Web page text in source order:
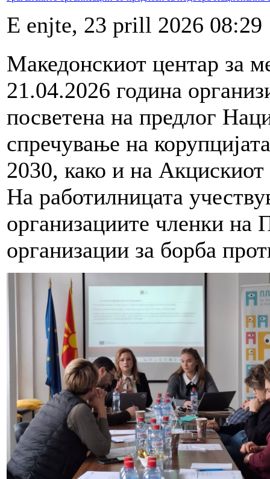
E enjte, 23 prill 2026 08:29
Македонскиот центар за
21.04.2026 година
посветена на предлог
спречување на
2030, како и на
На работилницата
организациите членки на
организации за борба